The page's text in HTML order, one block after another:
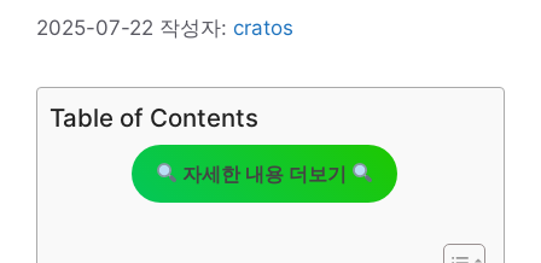
2025-07-22 작성자: cratos
Table of Contents
자세한 내용 더보기